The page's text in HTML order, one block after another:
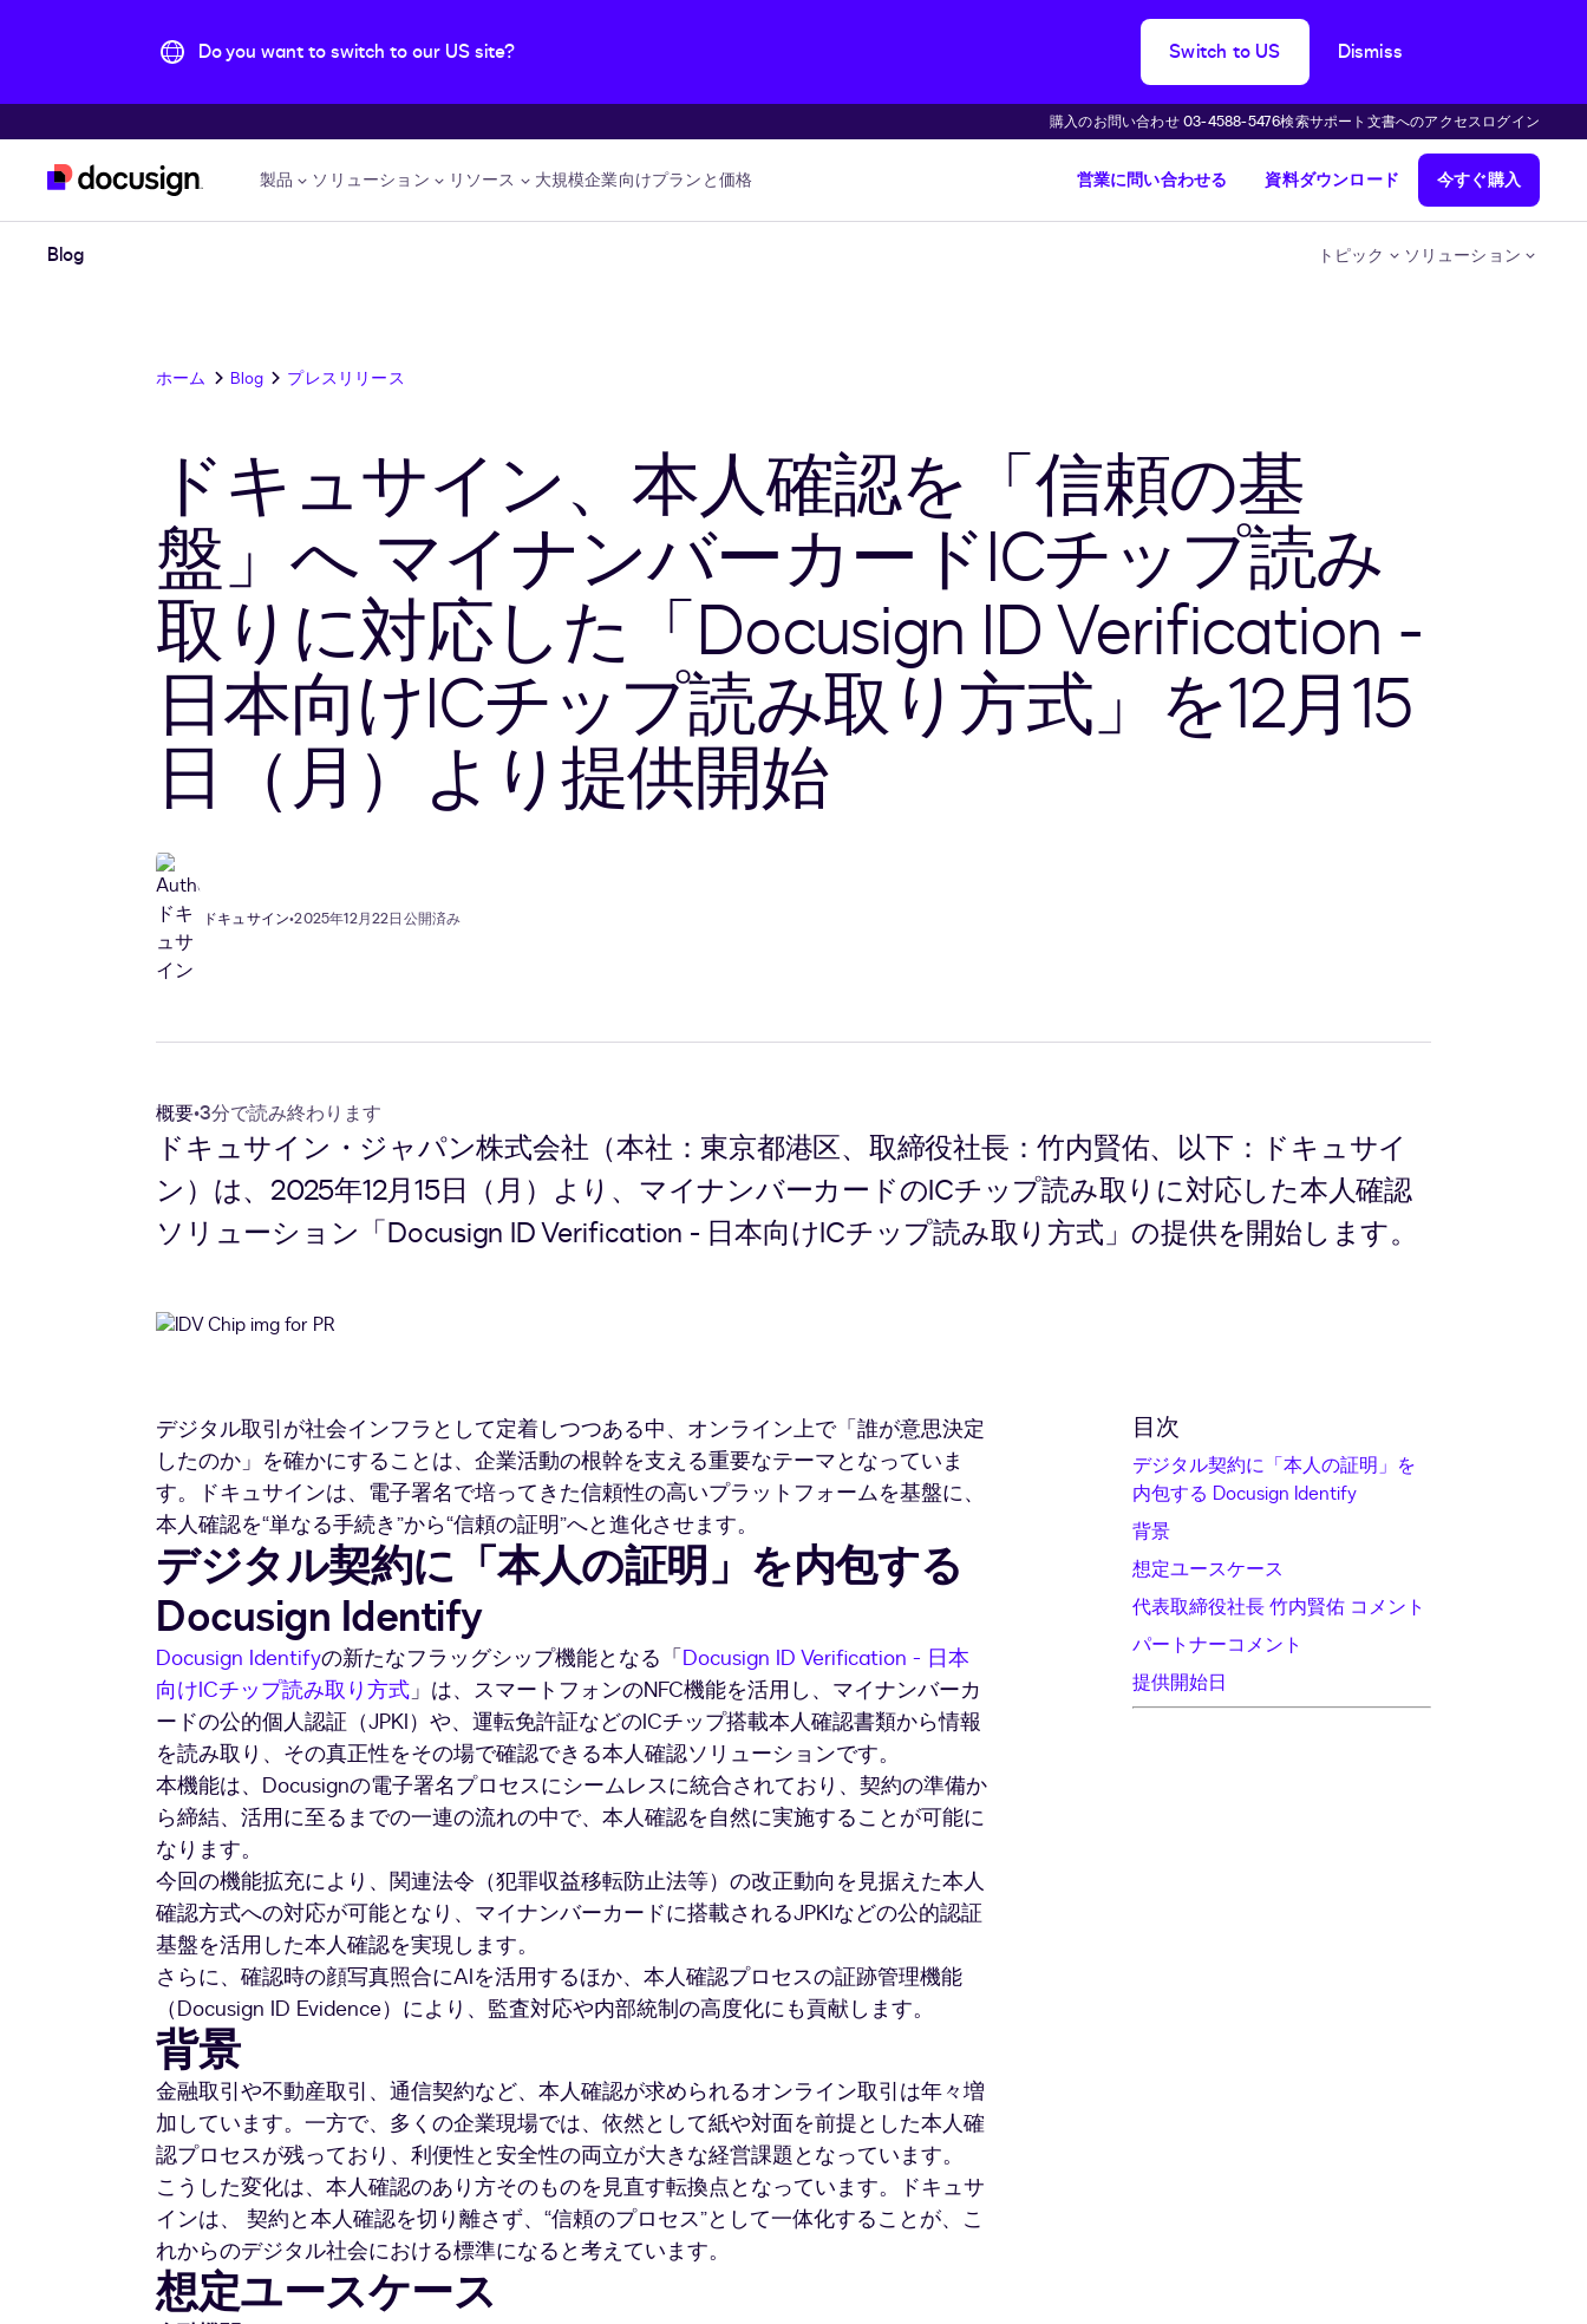
Do you want to switch to our US site? Switch to US Dismiss
購入のお問い合わせ 03-4588-5476検索サポート 文書へのアクセスログイン
製品 ソリューション リソース 大規模企業向けプランと価格 営業に問い合わせる 資料ダウンロード 今すぐ購入
Blog トピック ソリューション
ホーム Blog プレスリリース
ドキュサイン、本人確認を「信頼の基
盤」へ マイナンバーカードICチップ読み
取りに対応した「Docusign ID Verification -
日本向けICチップ読み取り方式」を12月15
日（月）より提供開始
ドキュサイン•2025年12月22日公開済み
概要•3分で読み終わります
ドキュサイン・ジャパン株式会社（本社：東京都港区、取締役社長：竹内賢佑、以下：ドキュサイ
ン）は、2025年12月15日（月）より、マイナンバーカードのICチップ読み取りに対応した本人確認
ソリューション「Docusign ID Verification - 日本向けICチップ読み取り方式」の提供を開始します。
デジタル取引が社会インフラとして定着しつつある中、オンライン上で「誰が意思決定
したのか」を確かにすることは、企業活動の根幹を支える重要なテーマとなっていま
す。ドキュサインは、電子署名で培ってきた信頼性の高いプラットフォームを基盤に、
本人確認を“単なる手続き”から“信頼の証明”へと進化させます。
デジタル契約に「本人の証明」を内包する
Docusign Identify
Docusign Identifyの新たなフラッグシップ機能となる「Docusign ID Verification - 日本
向けICチップ読み取り方式」は、スマートフォンのNFC機能を活用し、マイナンバーカ
ードの公的個人認証（JPKI）や、運転免許証などのICチップ搭載本人確認書類から情報
を読み取り、その真正性をその場で確認できる本人確認ソリューションです。
本機能は、Docusignの電子署名プロセスにシームレスに統合されており、契約の準備か
ら締結、活用に至るまでの一連の流れの中で、本人確認を自然に実施することが可能に
なります。
今回の機能拡充により、関連法令（犯罪収益移転防止法等）の改正動向を見据えた本人
確認方式への対応が可能となり、マイナンバーカードに搭載されるJPKIなどの公的認証
基盤を活用した本人確認を実現します。
さらに、確認時の顔写真照合にAIを活用するほか、本人確認プロセスの証跡管理機能
（Docusign ID Evidence）により、監査対応や内部統制の高度化にも貢献します。
背景
金融取引や不動産取引、通信契約など、本人確認が求められるオンライン取引は年々増
加しています。一方で、多くの企業現場では、依然として紙や対面を前提とした本人確
認プロセスが残っており、利便性と安全性の両立が大きな経営課題となっています。
こうした変化は、本人確認のあり方そのものを見直す転換点となっています。ドキュサ
インは、 契約と本人確認を切り離さず、“信頼のプロセス”として一体化することが、こ
れからのデジタル社会における標準になると考えています。
想定ユースケース
目次
デジタル契約に「本人の証明」を
内包する Docusign Identify
背景
想定ユースケース
代表取締役社長 竹内賢佑 コメント
パートナーコメント
提供開始日